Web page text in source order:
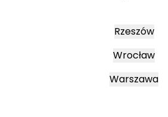
Rzeszów
Wrocław
Warszawa